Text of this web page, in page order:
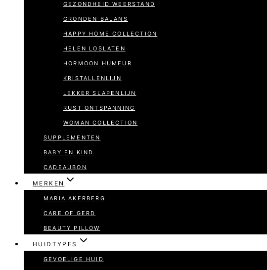
GEZONDHEID WEERSTAND
GRONDEN BALANS
HAPPY HOME COLLECTION
HELEN LOSLATEN
HORMOON HUMEUR
KRISTALLENLIJN
LEKKER SLAPENLIJN
RUST ONTSPANNING
WOMAN COLLECTION
SUPPLEMENTEN
BABY EN KIND
CADEAUBON
MERKEN
MARIA AKERBERG
CARE OF GERD
BEAUTY PILLOW
HUIDTYPES
GEVOELIGE HUID